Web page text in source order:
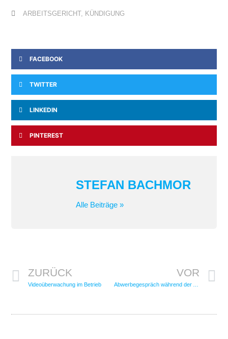
ARBEITSGERICHT, KÜNDIGUNG
FACEBOOK
TWITTER
LINKEDIN
PINTEREST
STEFAN BACHMOR
Alle Beiträge »
ZURÜCK
Videoüberwachung im Betrieb
VOR